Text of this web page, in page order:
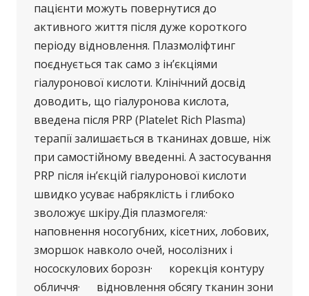
пацієнти можуть повернутися до
активного життя після дуже короткого
періоду відновлення. Плазмоліфтинг
поєднується так само з ін’єкціями
гіалуронової кислоти. Клінічний досвід
доводить, що гіалуронова кислота,
введена після PRP (Platelet Rich Plasma)
терапії залишається в тканинах довше, ніж
при самостійному введенні. А застосування
PRP після ін’єкцій гіалуронової кислоти
швидко усуває набряклість і глибоко
зволожує шкіру.Дія плазмогеля:·
наповнення носогубних, кісетних, лобових,
зморшок навколо очей, носолізних і
нососкулових борозн· корекція контуру
обличчя· відновлення обсягу тканин зони